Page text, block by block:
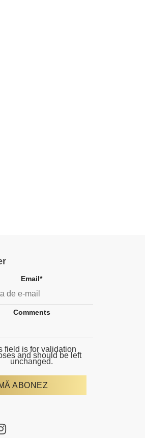
Email*
Comments
field is for validation
and should be left
unchanged.